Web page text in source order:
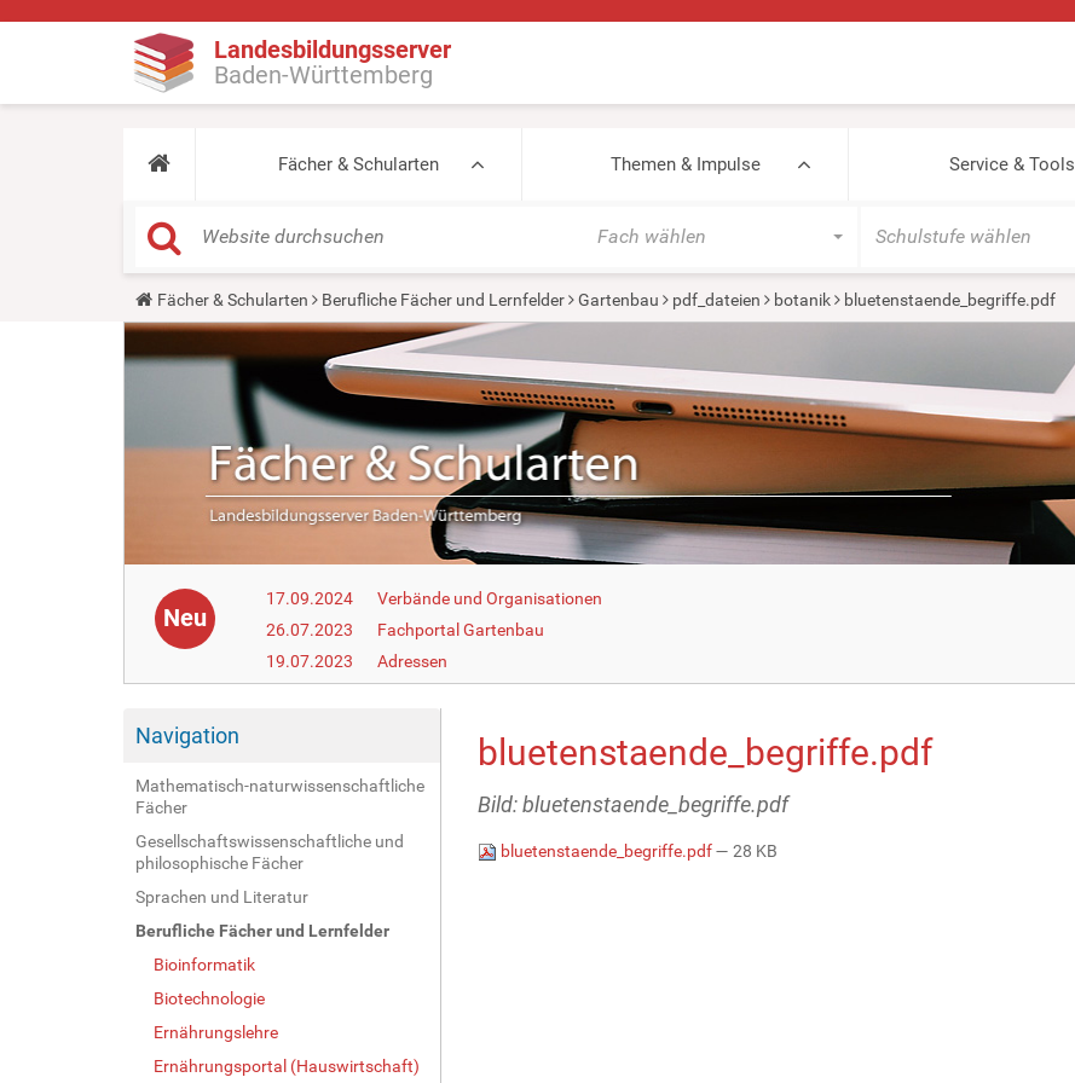
Landesbildungsserver
Baden-Württemberg
Fächer & Schularten Themen & Impulse Service & Tools
Fach wählen Schulstufe wählen
Y
o
u
a
r
Fächer & Schularten Berufliche Fächer und Lernfelder Gartenbau pdf_dateien botanik bluetenstaende_begriffe.pdf
Neu
17.09.2024
Verbände und Organisationen
26.07.2023
Fachportal Gartenbau
19.07.2023
Adressen
Navigation
Mathematisch-naturwissenschaftliche
Fächer
Gesellschaftswissenschaftliche und
philosophische Fächer
Sprachen und Literatur
Berufliche Fächer und Lernfelder
Bioinformatik
Biotechnologie
Ernährungslehre
Ernährungsportal (Hauswirtschaft)
bluetenstaende_begriffe.pdf
Bild: bluetenstaende_begriffe.pdf
bluetenstaende_begriffe.pdf— 28 KB